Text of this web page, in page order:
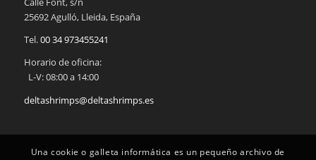
25692Agulló, Lleida, España
Tel.00 34 973455241
Horario de oficina:
L-V: 08:00 a 14:00
deltashrimps@deltashrimps.es
Una cookie o galleta informática es un pequeño archivo de